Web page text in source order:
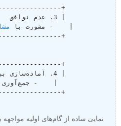
|    - مشورت با
نمایی ساده از گام‌های اولیه مواجهه